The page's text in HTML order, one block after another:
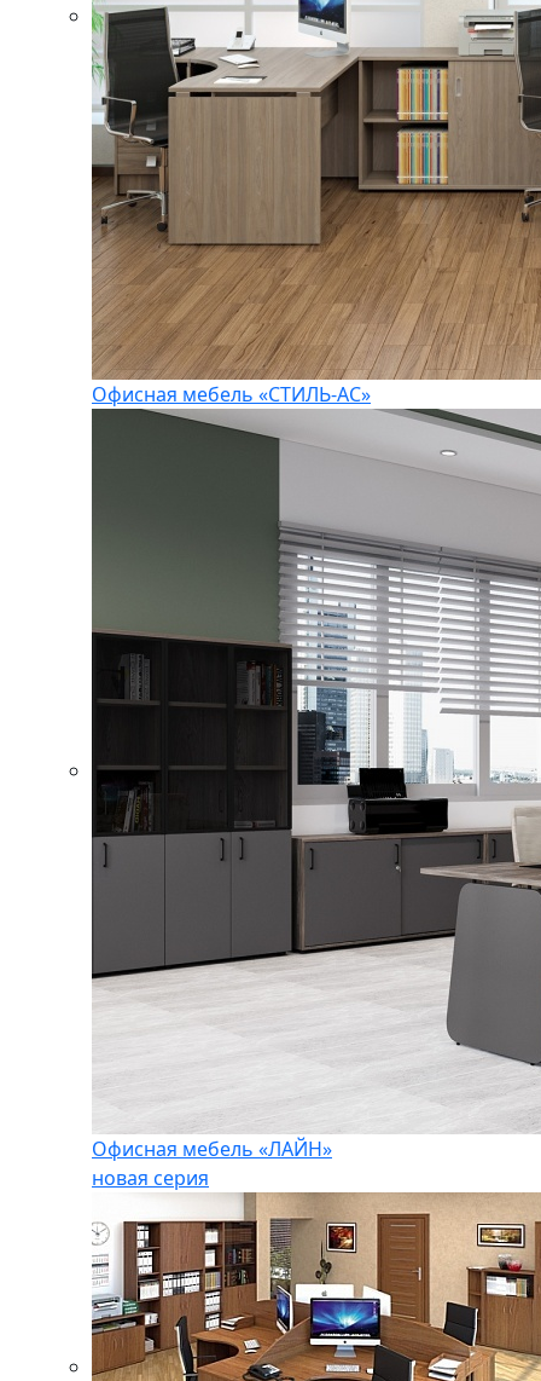
Офисная мебель «СТИЛЬ-АС»
Офисная мебель «ЛАЙН»
новая серия